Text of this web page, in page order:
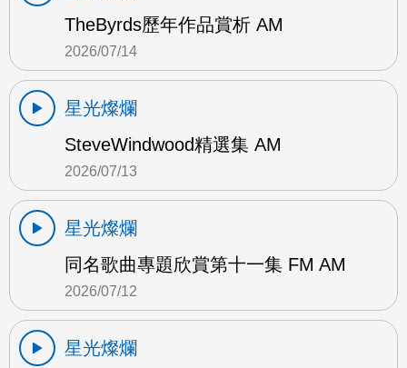
TheByrds歷年作品賞析 AM
2026/07/14
星光燦爛
SteveWindwood精選集 AM
2026/07/13
星光燦爛
同名歌曲專題欣賞第十一集 FM AM
2026/07/12
星光燦爛